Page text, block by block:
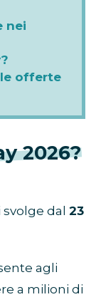
nei
offerte
2026?
svolge dal 23
agli
a milioni di